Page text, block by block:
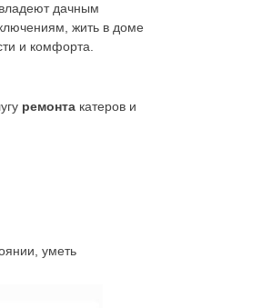
дачным
жить в доме
и комфорта.
ремонта катеров и
уметь